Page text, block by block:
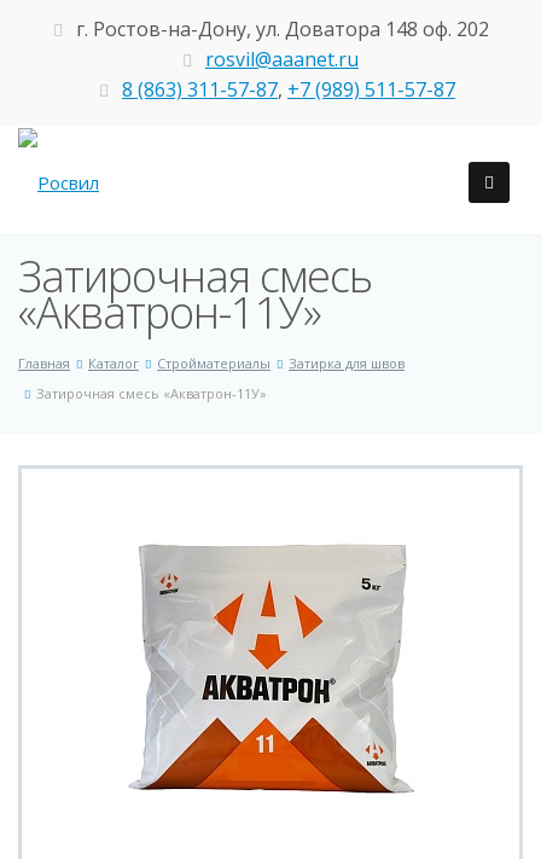
г. Ростов-на-Дону, ул. Доватора 148 оф. 202
rosvil@aaanet.ru
8 (863) 311-57-87, +7 (989) 511-57-87
Затирочная смесь
«Акватрон-11У»
Главная Каталог Стройматериалы
Затирка для швов
Затирочная смесь «Акватрон-11У»